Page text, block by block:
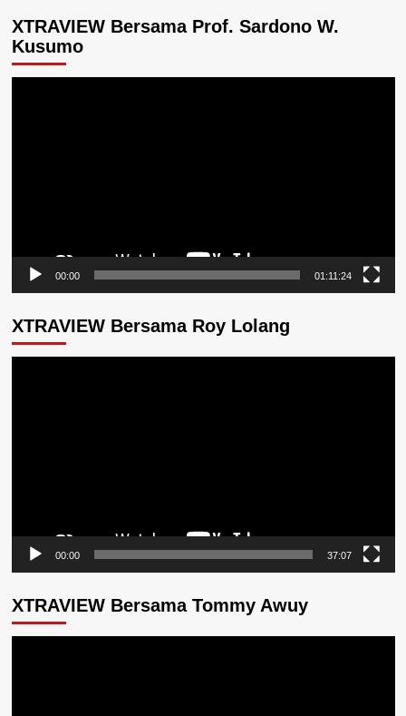
XTRAVIEW Bersama Prof. Sardono W.
Kusumo
00:00 01:11:24
XTRAVIEW Bersama Roy Lolang
00:00 37:07
XTRAVIEW Bersama Tommy Awuy